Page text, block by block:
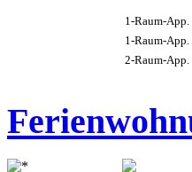
1-Raum-App.
1-Raum-App.
2-Raum-App.